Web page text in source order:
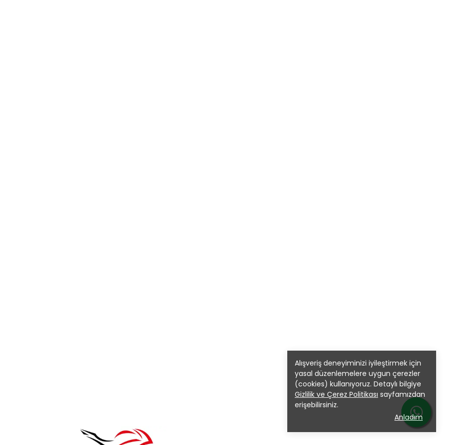
Alışveriş deneyiminizi iyileştirmek için
yasal düzenlemelere uygun çerezler
(cookies) kullanıyoruz. Detaylı bilgiye
Gizlilik ve Çerez Politikası sayfamızdan
erişebilirsiniz.
Anladım